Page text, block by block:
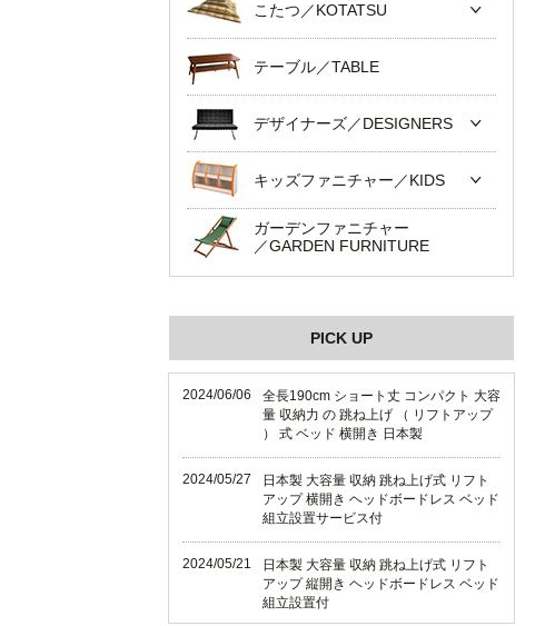
こたつ／KOTATSU
テーブル／TABLE
デザイナーズ／DESIGNERS
キッズファニチャー／KIDS
ガーデンファニチャー
／GARDEN FURNITURE
PICK UP
2024/06/06
全長190cm ショート丈 コンパクト 大容
量 収納力 の 跳ね上げ （ リフトアップ
） 式 ベッド 横開き 日本製
2024/05/27
日本製 大容量 収納 跳ね上げ式 リフト
アップ 横開き ヘッドボードレス ベッド
組立設置サービス付
2024/05/21
日本製 大容量 収納 跳ね上げ式 リフト
アップ 縦開き ヘッドボードレス ベッド
組立設置付